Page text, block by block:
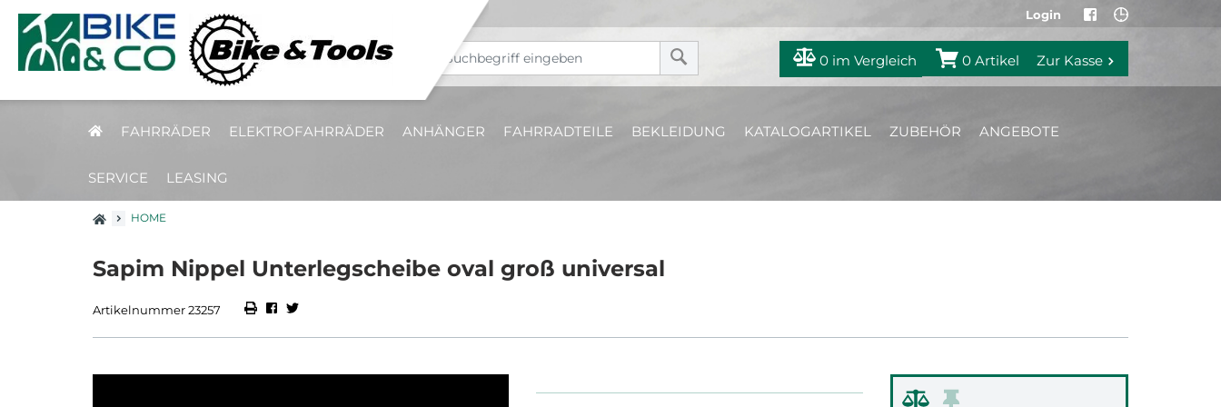
Login
0 im Vergleich 0 Artikel Zur Kasse
FAHRRÄDER ELEKTROFAHRRÄDER ANHÄNGER FAHRRADTEILE BEKLEIDUNG KATALOGARTIKEL ZUBEHÖR ANGEBOTE
SERVICE LEASING
HOME
Sapim Nippel Unterlegscheibe oval groß universal
Artikelnummer 23257